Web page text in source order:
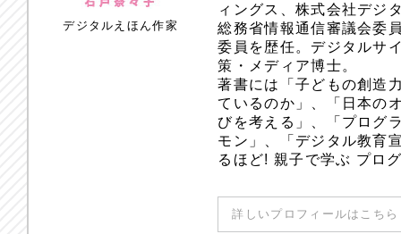
デジタルえほん作家
ィングス、株式会社デジ
総務省情報通信審議会委
委員を歴任。デジタルサ
策・メディア博士。
著書には「子どもの創造
ているのか」、「日本の
びを考える」、「プログ
モン」、「デジタル教育
るほど! 親子で学ぶ プロ
詳しいプロフィールはこち